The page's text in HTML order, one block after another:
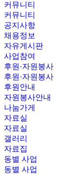
커뮤니티
커뮤니티
공지사항
채용정보
자유게시판
사업참여
후원·자원봉사
후원·자원봉사
후원안내
자원봉사안내
나눔가게
자료실
자료실
갤러리
자료집
동별 사업
동별 사업